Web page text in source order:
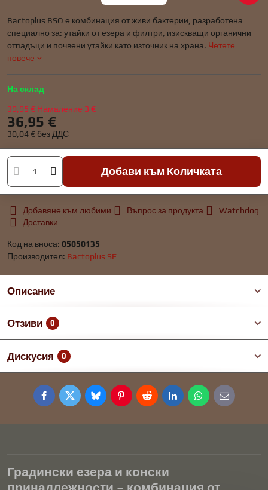
Bactoplus BSO е комбинация от живи бактерии, разработена
специално за: утайки от езера и филтри, изискващи органични
отпадъци и почвени утайки като източник на храна. Четете
повече
На склад
39,95 € Намаление 3 €
36,95 €
30,04 € без ДДС
Добави към Количката
Добавяне към любими Въпрос за продукта
Watchdog
Доставки
Код на вноса: 05050135
Производител: Bactoplus SF
Описание
Отзиви 0
Дискусия 0
FacebookTwitterBlueskyPinterestRedditLinkedInWhatsApp
E-
mail
Градински езера и конски